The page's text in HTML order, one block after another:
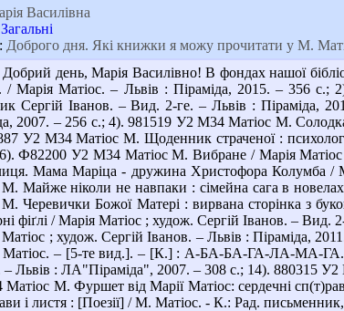
Василівна
Загальні
Доброго дня. Які книжки я можу прочитати у М.
Добрий день, Марія Василівно! В фондах нашої
/ Марія Матіос. – Львів : Піраміда, 2015. – 356 с.;
Сергій Іванов. – Вид. 2-ге. – Львів : Піраміда,
2007. – 256 с.; 4). 981519 У2 М34 Матіос М.
У2 М34 Матіос М. Щоденник страченої :
Ф82200 У2 М34 Матіос М. Вибране / Марія
Мама Маріца - дружина Христофора Колумба /
М. Майже ніколи не навпаки : сімейна сага в
Черевички Божої Матері : вирвана сторінка з
фіґлі / Марія Матіос ; худож. Сергій Іванов. –
; худож. Сергій Іванов. – Львів : Піраміда,
Матіос. – [5-те вид.]. – [К.] : А-БА-БА-ГА-ЛА-МА-ГА.
– Львів : ЛА"Піраміда", 2007. – 308 с.; 14). 880315
М. Фуршет від Марії Матіос: сердечні
і листя : [Поезії] / М. Матіос. - К.: Рад.